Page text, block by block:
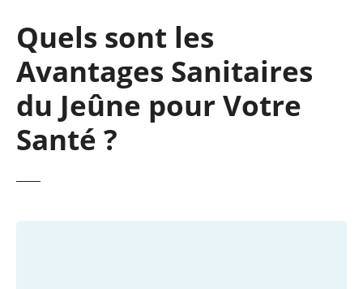
Quels sont les
Avantages Sanitaires
du Jeûne pour Votre
Santé ?